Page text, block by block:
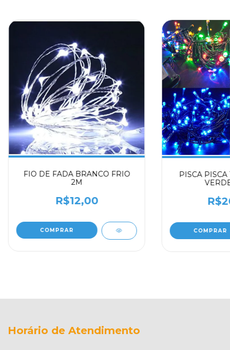
FIO DE FADA BRANCO FRIO
2M
R$12,00
PISCA
COMPRAR
Horário de Atendimento